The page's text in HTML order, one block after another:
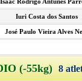
Iuri Costa dos Santos
José Paulo Vieira Alves
(-55kg)8